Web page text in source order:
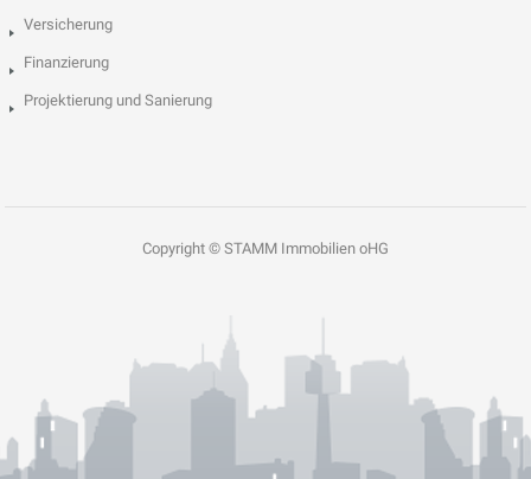
Versicherung
Finanzierung
Projektierung und Sanierung
Copyright © STAMM Immobilien oHG